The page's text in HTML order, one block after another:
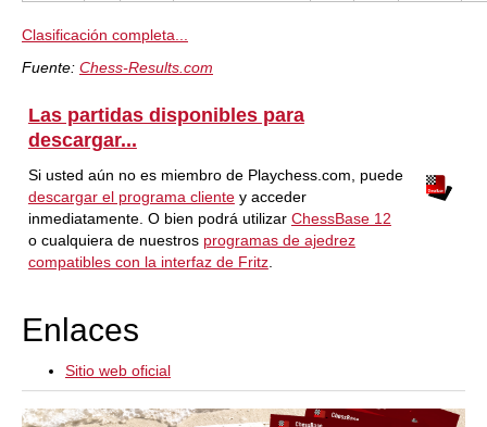
Clasificación completa...
Fuente: Chess-Results.com
Las partidas disponibles para
descargar...
Si usted aún no es miembro de Playchess.com, puede
descargar el programa clientey acceder
inmediatamente. O bien podrá utilizar ChessBase 12
o cualquiera de nuestros programas de ajedrez
compatibles con la interfaz de Fritz.
Enlaces
Sitio web oficial